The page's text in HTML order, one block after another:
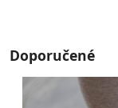
Doporučené